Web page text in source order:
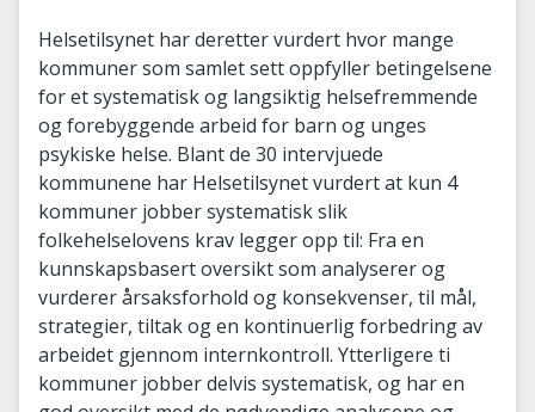
Helsetilsynet har deretter vurdert hvor mange
kommuner som samlet sett oppfyller betingelsene
for et systematisk og langsiktig helsefremmende
og forebyggende arbeid for barn og unges
psykiske helse. Blant de 30 intervjuede
kommunene har Helsetilsynet vurdert at kun 4
kommuner jobber systematisk slik
folkehelselovens krav legger opp til: Fra en
kunnskapsbasert oversikt som analyserer og
vurderer årsaksforhold og konsekvenser, til mål,
strategier, tiltak og en kontinuerlig forbedring av
arbeidet gjennom internkontroll. Ytterligere ti
kommuner jobber delvis systematisk, og har en